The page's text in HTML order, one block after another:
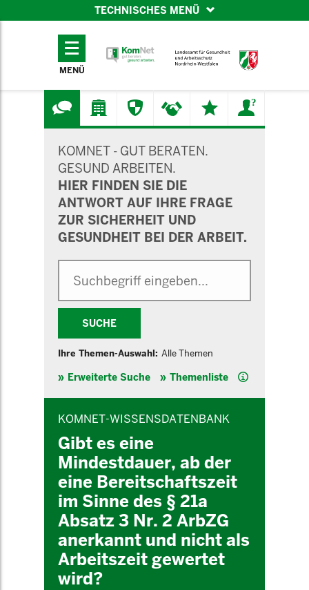
TECHNISCHES MENÜ
TECHNISCHES
MENÜ
KOMNET - GUT BERATEN.
GESUND ARBEITEN.
HIER FINDEN SIE DIE
ANTWORT AUF IHRE FRAGE
ZUR SICHERHEIT UND
GESUNDHEIT BEI DER ARBEIT.
SUCHE
Ihre Themen-Auswahl: Alle Themen
Erweiterte Suche Themenliste Hilfe
KOMNET-WISSENSDATENBANK
Gibt es eine
Mindestdauer, ab der
eine Bereitschaftszeit
im Sinne des § 21a
Absatz 3 Nr. 2 ArbZG
anerkannt und nicht als
Arbeitszeit gewertet
wird?